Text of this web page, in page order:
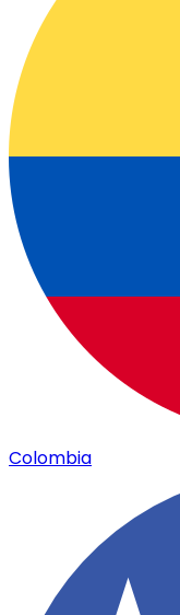
Colombia